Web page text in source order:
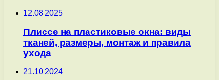
12.08.2025
Плиссе на пластиковые окна: виды
тканей, размеры, монтаж и правила
ухода
21.10.2024